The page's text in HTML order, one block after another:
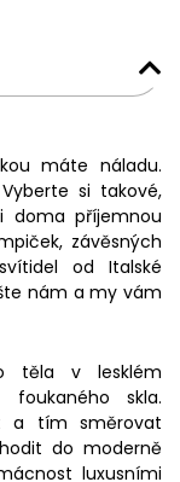
máte náladu.
si takové,
doma příjemnou
závěsných
od Italské
nám a my vám
těla v lesklém
skla.
a tím směrovat
do moderně
luxusními